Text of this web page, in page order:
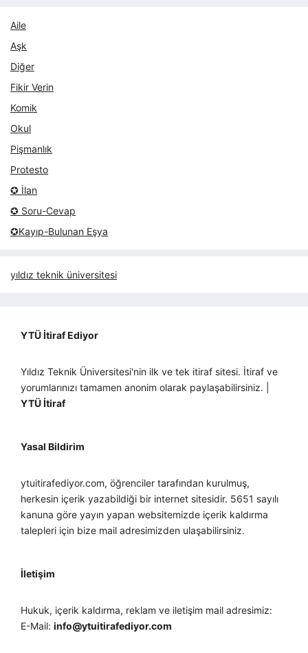
Aile
Aşk
Diğer
Fikir Verin
Komik
Okul
Pişmanlık
Protesto
✪ İlan
✪ Soru-Cevap
✪Kayıp-Bulunan Eşya
yıldız teknik üniversitesi
YTÜ İtiraf Ediyor
Yıldız Teknik Üniversitesi'nin ilk ve tek itiraf sitesi. İtiraf ve
yorumlarınızı tamamen anonim olarak paylaşabilirsiniz. |
YTÜ İtiraf
Yasal Bildirim
ytuitirafediyor.com, öğrenciler tarafından kurulmuş,
herkesin içerik yazabildiği bir internet sitesidir. 5651 sayılı
kanuna göre yayın yapan websitemizde içerik kaldırma
talepleri için bize mail adresimizden ulaşabilirsiniz.
İletişim
Hukuk, içerik kaldırma, reklam ve iletişim mail adresimiz:
E-Mail: info@ytuitirafediyor.com